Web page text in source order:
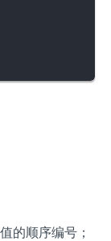
的顺序编号；